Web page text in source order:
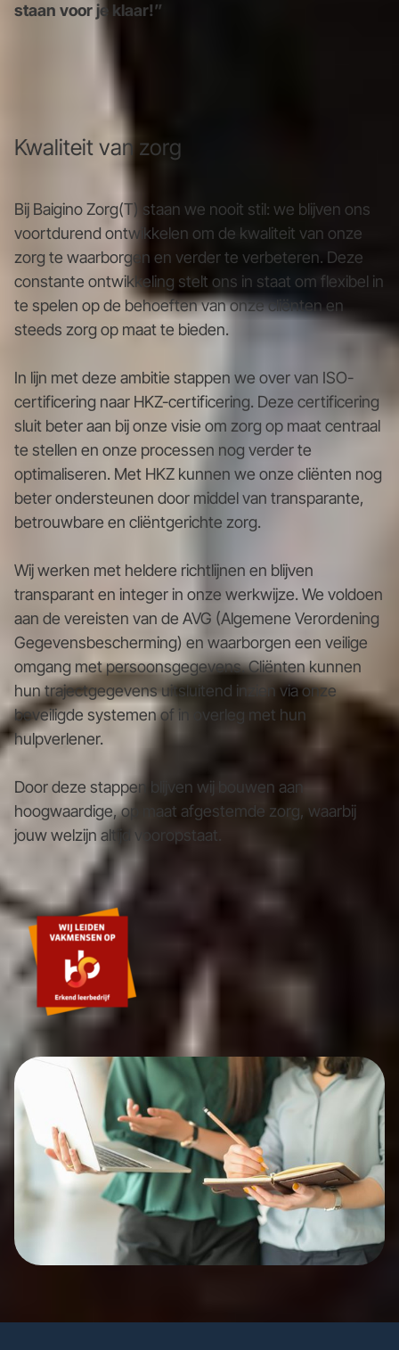
staan voor je klaar!”
Kwaliteit van zorg
Bij Baigino Zorg(T) staan we nooit stil: we blijven ons
voortdurend ontwikkelen om de kwaliteit van onze
zorg te waarborgen en verder te verbeteren. Deze
constante ontwikkeling stelt ons in staat om flexibel in
te spelen op de behoeften van onze cliënten en
steeds zorg op maat te bieden.
In lijn met deze ambitie stappen we over van ISO-
certificering naar HKZ-certificering. Deze certificering
sluit beter aan bij onze visie om zorg op maat centraal
te stellen en onze processen nog verder te
optimaliseren. Met HKZ kunnen we onze cliënten nog
beter ondersteunen door middel van transparante,
betrouwbare en cliëntgerichte zorg.
Wij werken met heldere richtlijnen en blijven
transparant en integer in onze werkwijze. We voldoen
aan de vereisten van de AVG (Algemene Verordening
Gegevensbescherming) en waarborgen een veilige
omgang met persoonsgegevens. Cliënten kunnen
hun trajectgegevens uitsluitend inzien via onze
beveiligde systemen of in overleg met hun
hulpverlener.
Door deze stappen blijven wij bouwen aan
hoogwaardige, op maat afgestemde zorg, waarbij
jouw welzijn altijd vooropstaat.